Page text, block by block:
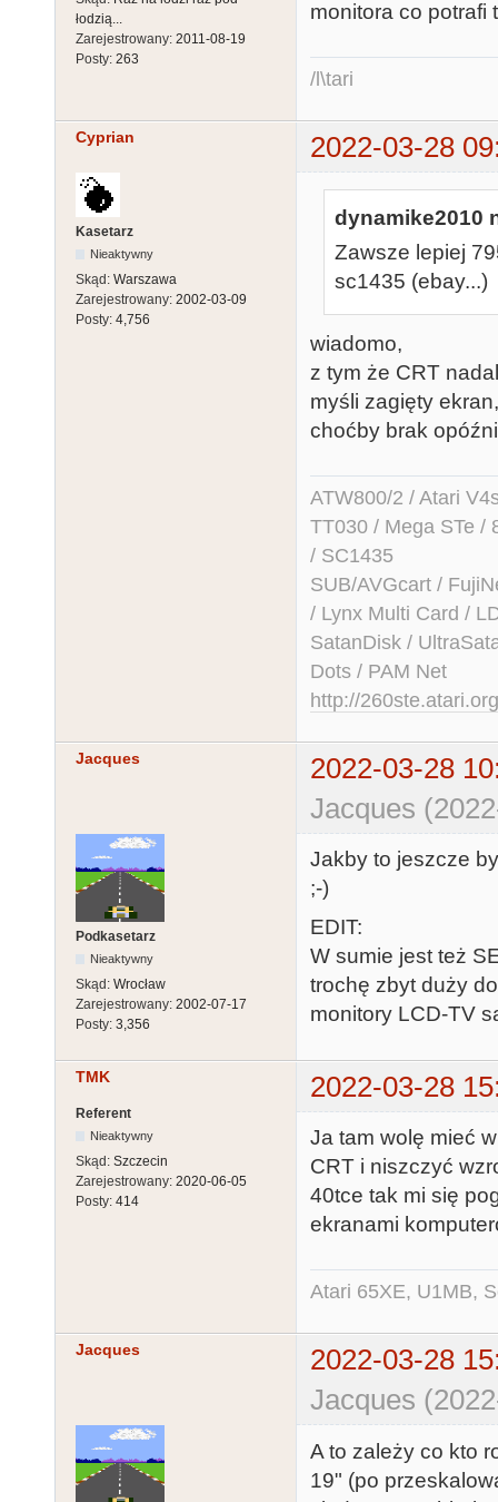
łodzią...
Zarejestrowany: 2011-08-19
Posty: 263
monitora co potrafi
/l\tari
Cyprian 2022-03-28
Kasetarz
Nieaktywny
Skąd: Warszawa
Zarejestrowany: 2002-03-09
Posty: 4,756
dynamike2010
Zawsze lepiej
sc1435 (ebay...)
wiadomo,
z tym że CRT
myśli zagięty
choćby brak
ATW800/2 / Atari
TT030 / Mega STe /
/ SC1435
SUB/AVGcart /
/ Lynx Multi Card /
SatanDisk /
Dots / PAM Net
http://260ste.atari.org
Jacques
2022-03-28
Jacques
Podkasetarz
Nieaktywny
Skąd: Wrocław
Zarejestrowany: 2002-07-17
Posty: 3,356
Jakby to jeszcze
;-)
EDIT:
W sumie jest też
trochę zbyt duży
monitory LCD-TV
TMK 2022-03-28
Referent
Nieaktywny
Skąd: Szczecin
Zarejestrowany: 2020-06-05
Posty: 414
Ja tam wolę mieć
CRT i niszczyć
40tce tak mi się
ekranami
Atari 65XE, U1MB,
Jacques
2022-03-28
Jacques
A to zależy co kto
19" (po